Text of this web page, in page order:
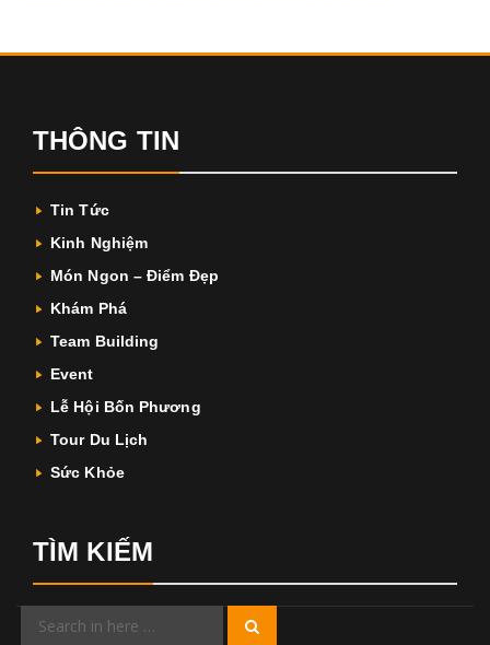
THÔNG TIN
Tin Tức
Kinh Nghiệm
Món Ngon – Điểm Đẹp
Khám Phá
Team Building
Event
Lễ Hội Bốn Phương
Tour Du Lịch
Sức Khỏe
TÌM KIẾM
Search